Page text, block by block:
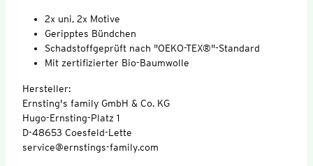
2x uni, 2x Motive
Geripptes Bündchen
Schadstoffgeprüft nach "OEKO-TEX®"-Standard
Mit zertifizierter Bio-Baumwolle
Hersteller:
Ernsting's family GmbH & Co. KG
Hugo-Ernsting-Platz 1
D-48653 Coesfeld-Lette
service@ernstings-family.com